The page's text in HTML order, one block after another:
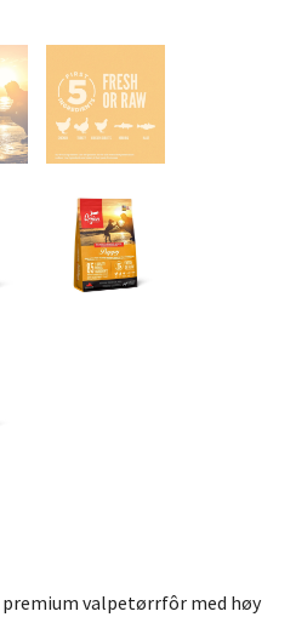
valpetørrfôr med høy